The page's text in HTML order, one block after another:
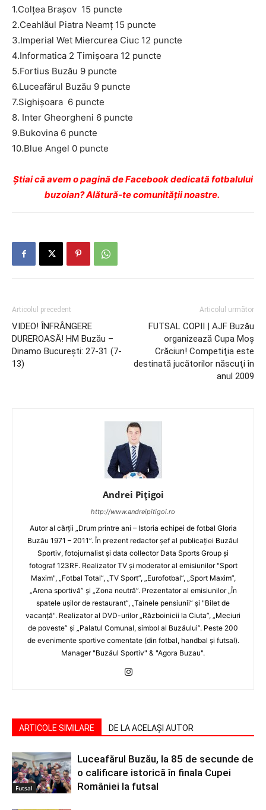
1.Colţea Braşov 15 puncte
2.Ceahlăul Piatra Neamţ 15 puncte
3.Imperial Wet Miercurea Ciuc 12 puncte
4.Informatica 2 Timişoara 12 puncte
5.Fortius Buzău 9 puncte
6.Luceafărul Buzău 9 puncte
7.Sighişoara 6 puncte
8. Inter Gheorgheni 6 puncte
9.Bukovina 6 puncte
10.Blue Angel 0 puncte
Ştiai că avem o pagină de Facebook dedicată fotbalului
buzoian? Alătură-te comunității noastre.
Articolul precedent
VIDEO! ÎNFRÂNGERE
DUREROASĂ! HM Buzău –
Dinamo Bucureşti: 27-31 (7-
13)
Articolul următor
FUTSAL COPII | AJF Buzău
organizează Cupa Moş
Crăciun! Competiţia este
destinată jucătorilor născuţi în
anul 2009
Andrei Pițigoi
http://www.andreipitigoi.ro
Autor al cărţii „Drum printre ani – Istoria echipei de fotbal Gloria
Buzău 1971 – 2011”. În prezent redactor şef al publicaţiei Buzăul
Sportiv, fotojurnalist şi data collector Data Sports Group şi
fotograf 123RF. Realizator TV şi moderator al emisiunilor "Sport
Maxim", „Fotbal Total”, „TV Sport”, „Eurofotbal”, „Sport Maxim”,
„Arena sportivă” şi „Zona neutră”. Prezentator al emisiunilor „În
spatele uşilor de restaurant”, „Tainele pensiunii” şi "Bilet de
vacanţă". Realizator al DVD-urilor „Războinicii la Ciuta”, „Meciuri
de poveste” şi „Palatul Comunal, simbol al Buzăului”. Peste 200
de evenimente sportive comentate (din fotbal, handbal şi futsal).
Manager "Buzăul Sportiv" & "Agora Buzau".
ARTICOLE SIMILARE DE LA ACELAȘI AUTOR
Futsal
Luceafărul Buzău, la 85 de secunde de
o calificare istorică în finala Cupei
României la futsal